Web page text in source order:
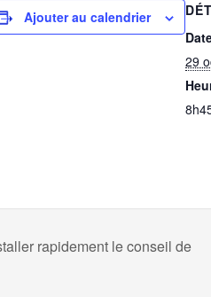
Ajouter au calendrier
29
rapidement le conseil de